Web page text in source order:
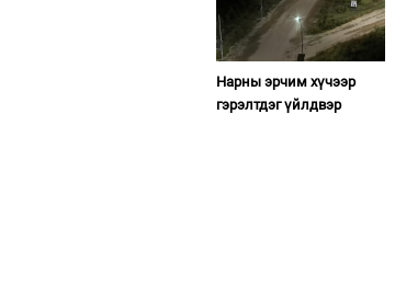
Нарны эрчим хүчээр
гэрэлтдэг үйлдвэр